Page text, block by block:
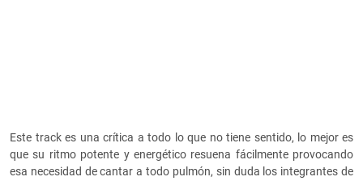
Este track es una crítica a todo lo que no tiene sentido, lo mejor es
que su ritmo potente y energético resuena fácilmente provocando
esa necesidad de cantar a todo pulmón, sin duda los integrantes de